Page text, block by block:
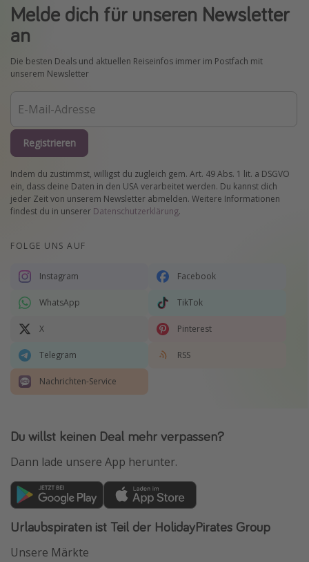
Melde dich für unseren Newsletter
an
Die besten Deals und aktuellen Reiseinfos immer im Postfach mit
unserem Newsletter
Registrieren
Indem du zustimmst, willigst du zugleich gem. Art. 49 Abs. 1 lit. a DSGVO
ein, dass deine Daten in den USA verarbeitet werden. Du kannst dich
jeder Zeit von unserem Newsletter abmelden. Weitere Informationen
findest du in unserer Datenschutzerklärung.
FOLGE UNS AUF
Instagram Facebook
WhatsApp TikTok
X Pinterest
Telegram RSS
Nachrichten-Service
Du willst keinen Deal mehr verpassen?
Dann lade unsere App herunter.
Urlaubspiraten ist Teil der HolidayPirates Group
Unsere Märkte